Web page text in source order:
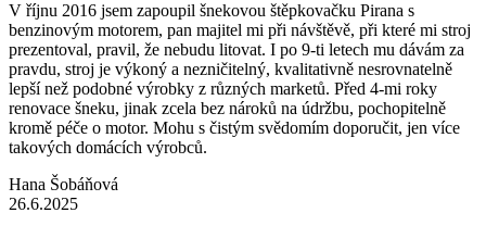
V říjnu 2016 jsem zapoupil šnekovou štěpkovačku Pirana s
benzinovým motorem, pan majitel mi při návštěvě, při které mi stroj
prezentoval, pravil, že nebudu litovat. I po 9-ti letech mu dávám za
pravdu, stroj je výkoný a nezničitelný, kvalitativně nesrovnatelně
lepší než podobné výrobky z různých marketů. Před 4-mi roky
renovace šneku, jinak zcela bez nároků na údržbu, pochopitelně
kromě péče o motor. Mohu s čistým svědomím doporučit, jen více
takových domácích výrobců.
Hana Šobáňová
26.6.2025